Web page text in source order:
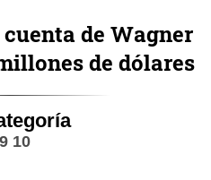
de Wagner
de dólares
10